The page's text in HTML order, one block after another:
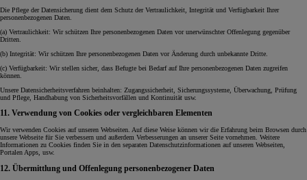
Die Pflege der Datensicherung dient dem Schutz der Vertraulichkeit, Integrität und Verfügbarkeit Ihrer
personenbezogenen Daten.
(a) Vertraulichkeit: Wir schützen Ihre personenbezogenen Daten vor unerwünschter Offenlegung gegenüber
Dritten.
(b) Integrität: Wir schützen Ihre personenbezogenen Daten vor Änderung durch unbekannte Dritte.
(c) Verfügbarkeit: Wir stellen sicher, dass Befugte bei Bedarf auf Ihre personenbezogenen Daten zugreifen
können.
Unsere Datensicherheitsverfahren beinhalten: Zugangssicherheit, Sicherungssysteme, Überwachung, Prüfung
und Pflege, Handhabung von Sicherheitsvorfällen und Kontinuität usw.
11. Verwendung von Cookies oder vergleichbaren Elementen
Wir verwenden Cookies auf unseren Webseiten. Auf diese Weise können wir die Erfahrung beim Browsen durch
unsere Webseite für Sie verbessern und außerdem Verbesserungen an unserer Seite vornehmen. Weitere
Informationen zu Cookies finden Sie in den separaten Datenschutzinformationen auf unseren Webseiten,
Portalen Apps, usw.
12. Übermittlung und Offenlegung personenbezogener Daten